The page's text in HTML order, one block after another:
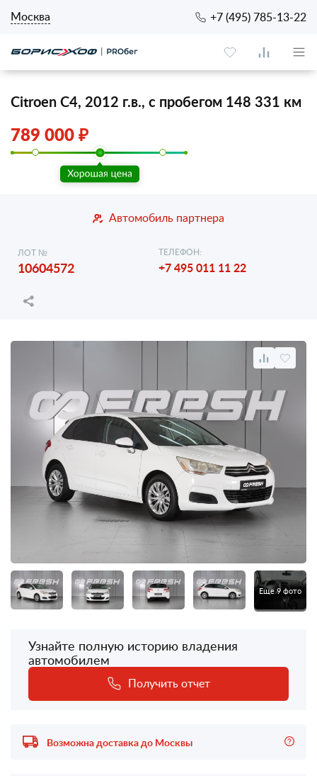
Москва +7 (495) 785-13-22
Citroen C4, 2012 г.в., с пробегом 148 331 км
789 000 ₽
Автомобиль партнера
ЛОТ №
10604572
ТЕЛЕФОН:
+7 495 011 11 22
Еще 9 фото
Узнайте полную историю владения
автомобилем
Получить отчет
Возможна доставка до Москвы